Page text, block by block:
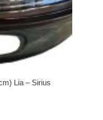
Lia – Sirius